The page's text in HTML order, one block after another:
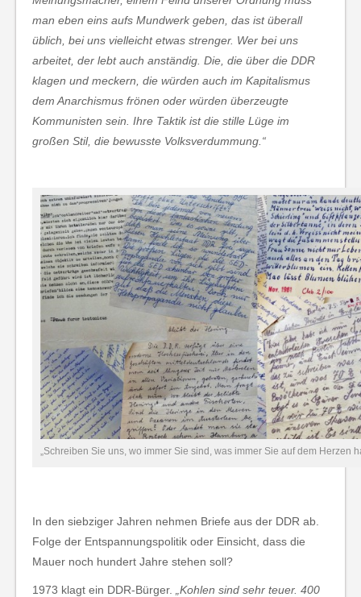
man eben eins aufs Mundwerk geben, das ist überall
üblich, bei uns vielleicht etwas strenger. Wer bei uns
arbeitet, der lebt auch anständig. Die, die über die DDR
klagen und meckern, die würden auch im Kapitalismus
dem Anarchismus frönen oder würden überzeugte
Kommunisten sein. Ihre Taktik ist die stille Lüge im
großen Stil, die bewusste Volksverdummung.“
„Schreiben Sie uns, wo immer Sie sind, was immer Sie auf dem Herzen
In den siebziger Jahren nehmen Briefe aus der DDR ab.
Folge der Entspannungspolitik oder Einsicht, dass die
Mauer noch hundert Jahre stehen soll?
1973 klagt ein DDR-Bürger.
„Kohlen sind sehr teuer. 400